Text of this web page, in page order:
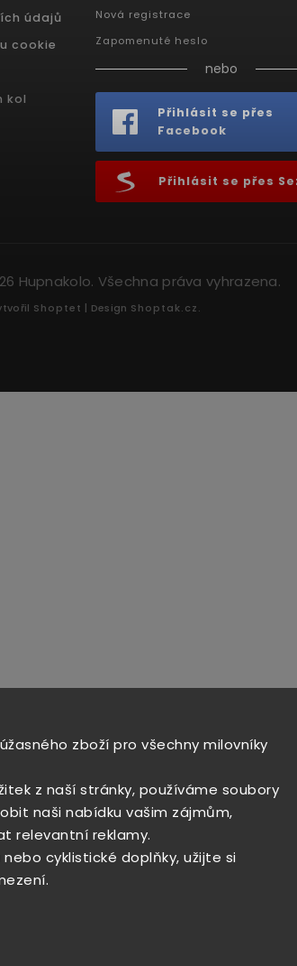
zboží pro všechny milovníky
z naší stránky, používáme soubory
naši nabídku vašim zájmům,
relevantní reklamy.
cyklistické doplňky, užijte si
údajů
cookie
kol
Nová registrace
Zapomenuté heslo
nebo
Přihlásit se přes
Facebook
Přihlásit se přes
Hupnakolo. Všechna práva vyhrazena.
Shoptet | Design Shoptak.cz.